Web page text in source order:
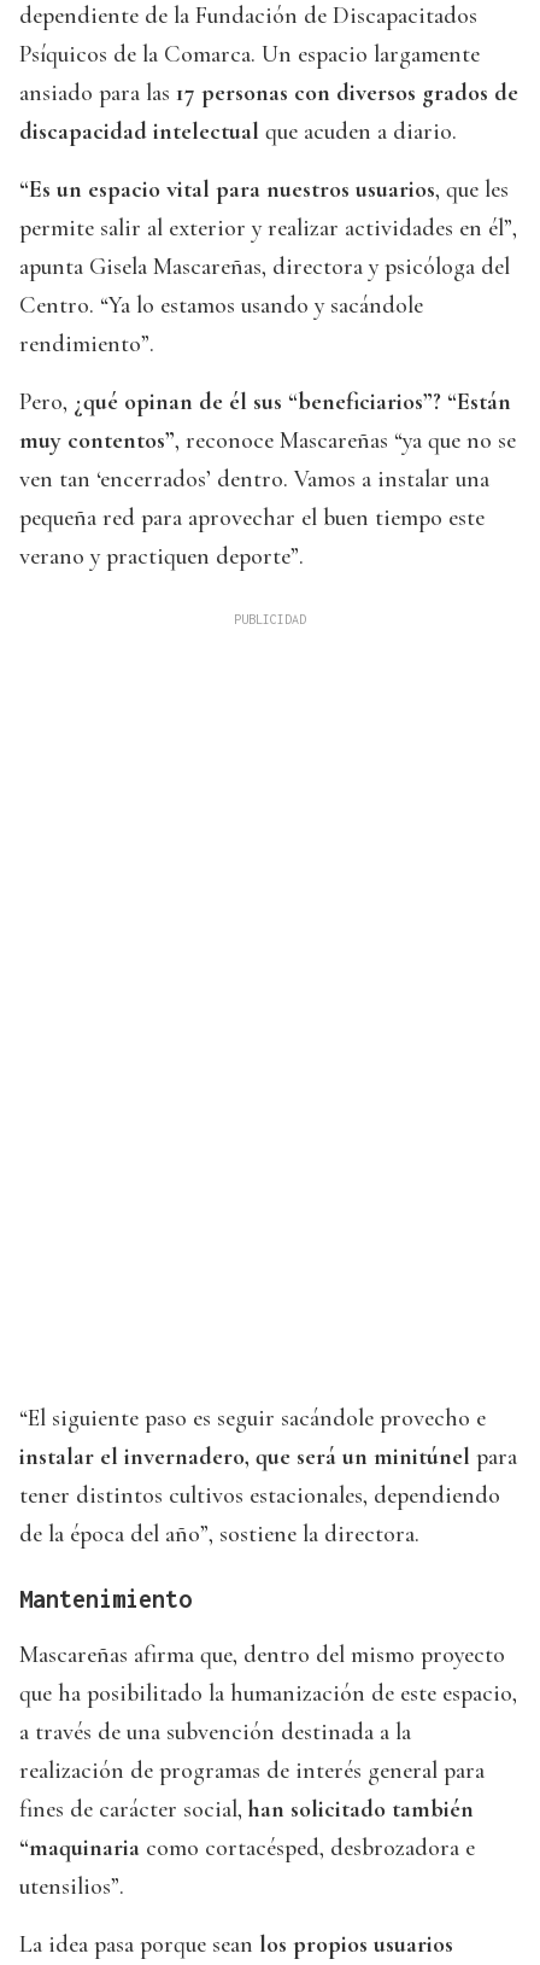
dependiente de la Fundación de Discapacitados
Psíquicos de la Comarca. Un espacio largamente
ansiado para las 17 personas con diversos grados de
discapacidad intelectual que acuden a diario.
“Es un espacio vital para nuestros usuarios, que les
permite salir al exterior y realizar actividades en él”,
apunta Gisela Mascareñas, directora y psicóloga del
Centro. “Ya lo estamos usando y sacándole
rendimiento”.
Pero, ¿qué opinan de él sus “beneficiarios”? “Están
muy contentos”, reconoce Mascareñas “ya que no se
ven tan ‘encerrados’ dentro. Vamos a instalar una
pequeña red para aprovechar el buen tiempo este
verano y practiquen deporte”.
“El siguiente paso es seguir sacándole provecho e
instalar el invernadero, que será un minitúnel para
tener distintos cultivos estacionales, dependiendo
de la época del año”, sostiene la directora.
Mantenimiento
Mascareñas afirma que, dentro del mismo proyecto
que ha posibilitado la humanización de este espacio,
a través de una subvención destinada a la
realización de programas de interés general para
fines de carácter social, han solicitado también
“maquinaria como cortacésped, desbrozadora e
utensilios”.
La idea pasa porque sean los propios usuarios